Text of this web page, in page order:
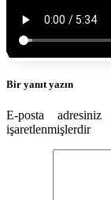
Bir yanıt yazın
E-posta adresiniz
işaretlenmişlerdir